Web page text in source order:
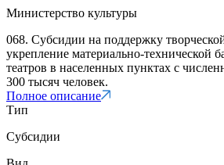
Министерство культуры
068. Субсидии на поддержку
укрепление материально-технической
театров в населенных пунктах с
300 тысяч человек.
Полное описание
Тип
Субсидии